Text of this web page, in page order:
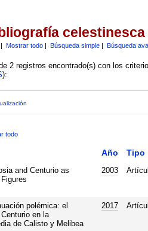
celestinesca
Mostrar todo| Búsqueda simple| Búsqueda
2 registros encontrado(s) con los
):
todo
Año Tipo
and Centurio as
2003
polémica: el
en la
de Calisto y Melibea
2017